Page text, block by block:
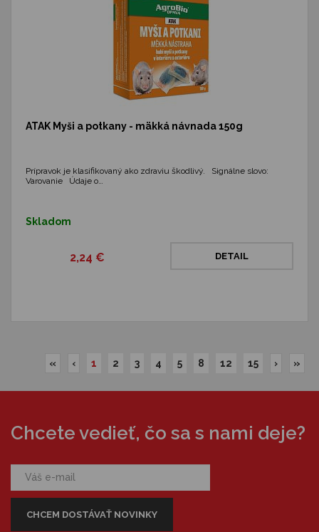
ATAK Myši a potkany - mäkká návnada 150g
Prípravok je klasifikovaný ako zdraviu škodlivý. Signálne slovo:
Varovanie Údaje o…
Skladom
2,24 € DETAIL
« ‹ 1 2 3 4 5 8 12 15 › »
Chcete vedieť, čo sa s nami deje?